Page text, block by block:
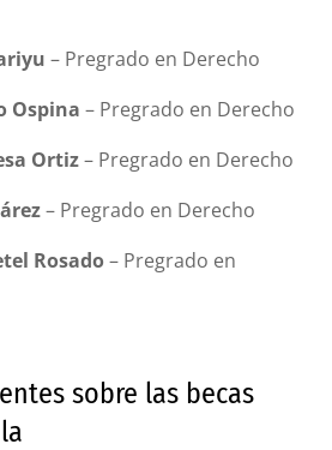
– Pregrado en Derecho
Ospina – Pregrado en Derecho
Ortiz– Pregrado en Derecho
– Pregrado en Derecho
Rosado– Pregrado en
sobre las becas